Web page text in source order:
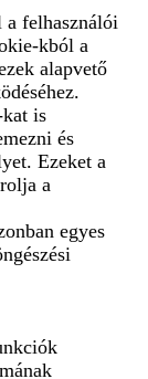
a felhasználói
kból a
alapvető
is
és
Ezeket a
a
egyes